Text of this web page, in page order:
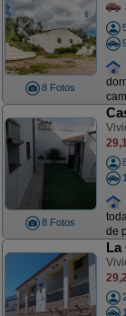
8 Fotos
8 Fotos
de
La